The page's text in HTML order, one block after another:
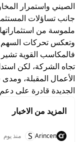
الصيني واستمرار
جانب تساؤلات
ملموسة من
وتعكس تحركات السهم
فالمكاسب القوية
تجاه الشركة، لكن
الأعمال المقبلة، ومدى
الجديدة قادرة على دعم
المزيد من الاخبار
Arincen
S منذ يوم